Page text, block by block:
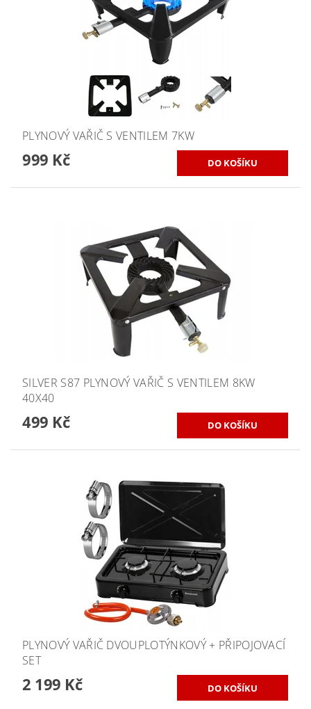
PLYNOVÝ VAŘIČ S VENTILEM 7KW
999 Kč
SILVER S87 PLYNOVÝ VAŘIČ S VENTILEM 8KW
40X40
499 Kč
PLYNOVÝ VAŘIČ DVOUPLOTÝNKOVÝ + PŘIPOJOVACÍ
SET
2 199 Kč